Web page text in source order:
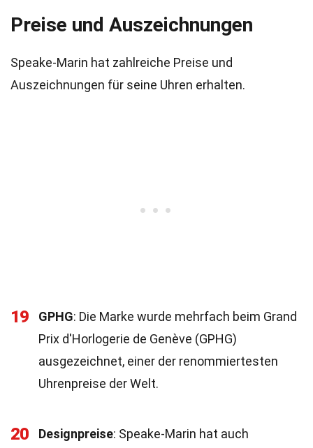
Preise und Auszeichnungen
Speake-Marin hat zahlreiche Preise und
Auszeichnungen für seine Uhren erhalten.
19 GPHG: Die Marke wurde mehrfach beim Grand
Prix d'Horlogerie de Genève (GPHG)
ausgezeichnet, einer der renommiertesten
Uhrenpreise der Welt.
20 Designpreise: Speake-Marin hat auch